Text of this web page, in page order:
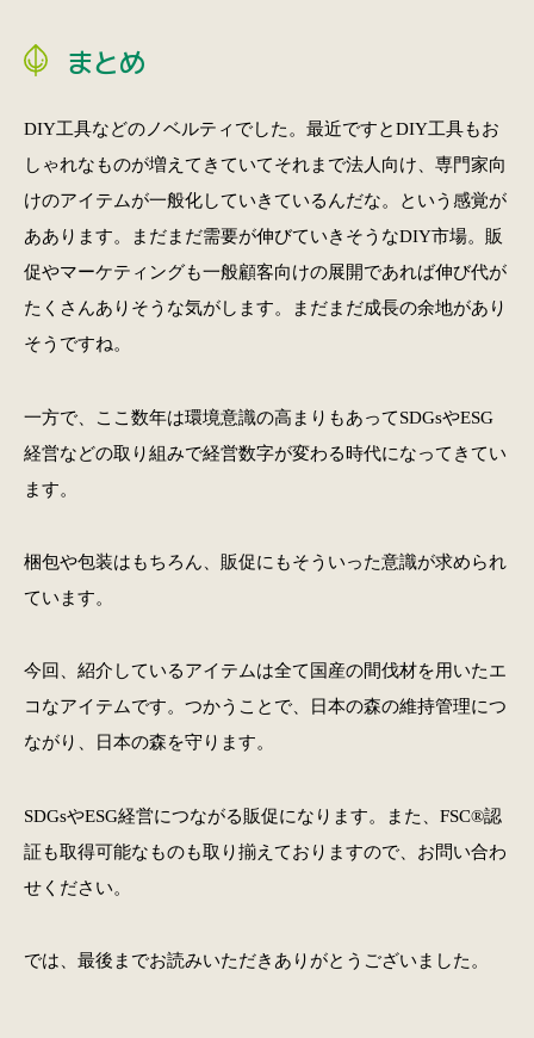
まとめ
DIY工具などのノベルティでした。最近ですとDIY工具もお
しゃれなものが増えてきていてそれまで法人向け、専門家向
けのアイテムが一般化していきているんだな。という感覚が
ああります。まだまだ需要が伸びていきそうなDIY市場。販
促やマーケティングも一般顧客向けの展開であれば伸び代が
たくさんありそうな気がします。まだまだ成長の余地があり
そうですね。
一方で、ここ数年は環境意識の高まりもあってSDGsやESG
経営などの取り組みで経営数字が変わる時代になってきてい
ます。
梱包や包装はもちろん、販促にもそういった意識が求められ
ています。
今回、紹介しているアイテムは全て国産の間伐材を用いたエ
コなアイテムです。つかうことで、日本の森の維持管理につ
ながり、日本の森を守ります。
SDGsやESG経営につながる販促になります。また、FSC®︎認
証も取得可能なものも取り揃えておりますので、お問い合わ
せください。
では、最後までお読みいただきありがとうございました。